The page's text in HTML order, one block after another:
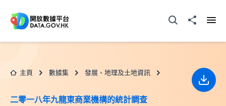
打開搜尋器分享至
主頁 數據集 發展、地理及土地資訊
二零一八年九龍東商業機構的統計調查
下載